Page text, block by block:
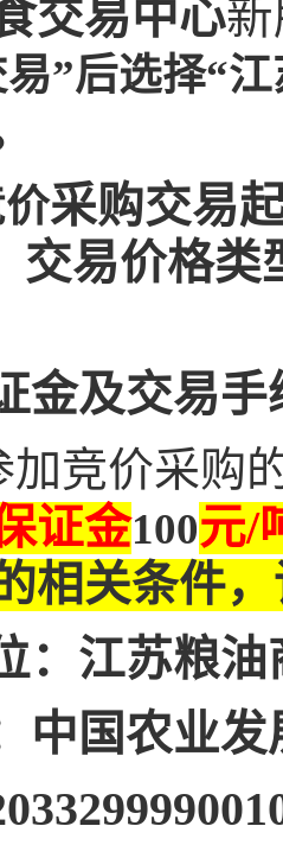
交易中心
易”后选择“
采购交易
交易价格类
金及交易手
加竞价采购
证金100元/
相关条件
：江苏粮
中国农业